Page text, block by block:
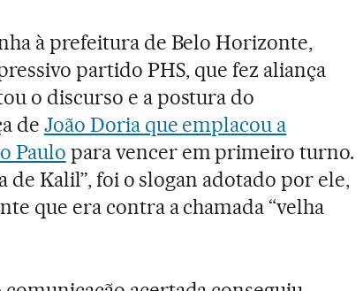
à prefeitura de Belo Horizonte,
partido PHS, que fez aliança
o discurso e a postura do
de João Doria que emplacou a
Paulo para vencer em primeiro turno.
de Kalil”, foi o slogan adotado por ele,
que era contra a chamada “velha